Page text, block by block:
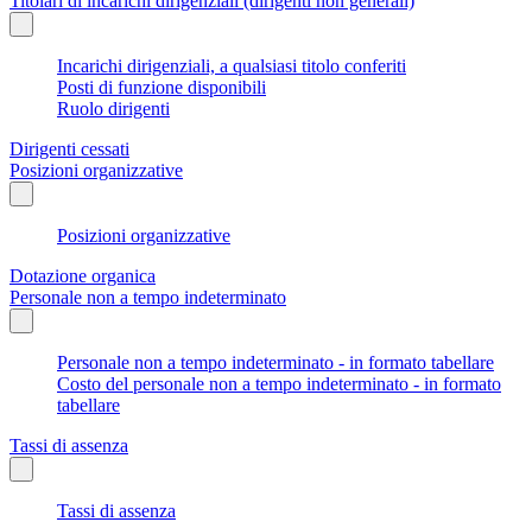
Incarichi dirigenziali, a qualsiasi titolo conferiti
Posti di funzione disponibili
Ruolo dirigenti
Dirigenti cessati
Posizioni organizzative
Posizioni organizzative
Dotazione organica
Personale non a tempo indeterminato
Personale non a tempo indeterminato - in formato tabellare
Costo del personale non a tempo indeterminato - in formato
tabellare
Tassi di assenza
Tassi di assenza